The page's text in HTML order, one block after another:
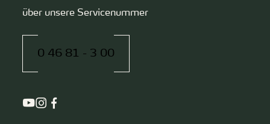
über unsere Servicenummer
0 46 81 - 3 00